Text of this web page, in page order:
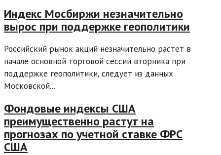
Индекс Мосбиржи незначительно
вырос при поддержке геополитики
Российский рынок акций незначительно растет в
начале основной торговой сессии вторника при
поддержке геополитики, следует из данных
Московской...
Фондовые индексы США
преимущественно растут на
прогнозах по учетной ставке ФРС
США